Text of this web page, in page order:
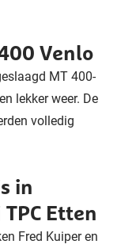
Venlo
MT 400-
lekker weer. De
volledig
in
Etten
Fred Kuiper en